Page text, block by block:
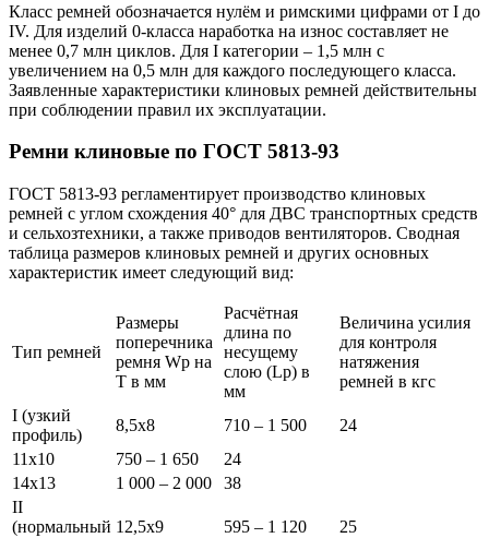
Класс ремней обозначается нулём и римскими цифрами от I до
IV. Для изделий 0-класса наработка на износ составляет не
менее 0,7 млн циклов. Для I категории – 1,5 млн с
увеличением на 0,5 млн для каждого последующего класса.
Заявленные характеристики клиновых ремней действительны
при соблюдении правил их эксплуатации.
Ремни клиновые по ГОСТ 5813-93
ГОСТ 5813-93 регламентирует производство клиновых
ремней с углом схождения 40° для ДВС транспортных средств
и сельхозтехники, а также приводов вентиляторов. Сводная
таблица размеров клиновых ремней и других основных
характеристик имеет следующий вид:
Тип ремней
Размеры
поперечника
ремня Wp на
Т в мм
Расчётная
длина по
несущему
слою (Lp) в
мм
Величина усилия
для контроля
натяжения
ремней в кгс
I (узкий
профиль)
8,5х8 710 – 1 500
24
11х10
750 – 1 650
24
14х13
1 000 – 2 000
38
II
(нормальный 12,5х9 595 – 1 120 25